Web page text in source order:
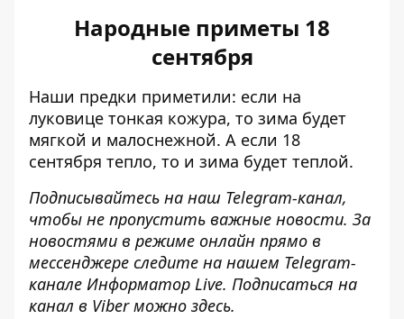
Народные приметы 18
сентября
Наши предки приметили: если на
луковице тонкая кожура, то зима будет
мягкой и малоснежной. А если 18
сентября тепло, то и зима будет теплой.
Подписывайтесь на наш Telegram-канал,
чтобы не пропустить важные новости. За
новостями в режиме онлайн прямо в
мессенджере следите на нашем Telegram-
канале Информатор Live. Подписаться на
канал в Viber можно здесь.